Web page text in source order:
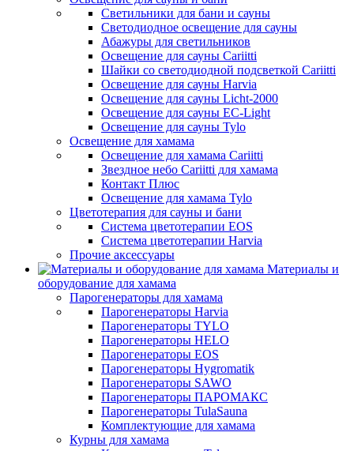
Светильники для бани и сауны
Светодиодное освещение для сауны
Абажуры для светильников
Освещение для сауны Cariitti
Шайки со светодиодной подсветкой Cariitti
Освещение для сауны Harvia
Освещение для сауны Licht-2000
Освещение для сауны EC-Light
Освещение для сауны Tylo
Освещение для хамама
Освещение для хамама Cariitti
Звездное небо Cariitti для хамама
Контакт Плюс
Освещение для хамама Tylo
Цветотерапия для сауны и бани
Система цветотерапии EOS
Система цветотерапии Harvia
Прочие аксессуары
Материалы и
оборудование для хамама
Парогенераторы для хамама
Парогенераторы Harvia
Парогенераторы TYLO
Парогенераторы HELO
Парогенераторы EOS
Парогенераторы Hygromatik
Парогенераторы SAWO
Парогенераторы ПАРОМАКС
Парогенераторы TulaSauna
Комплектующие для хамама
Курны для хамама